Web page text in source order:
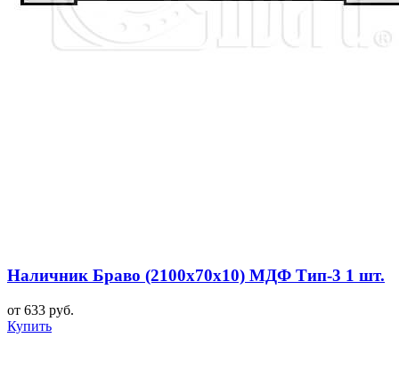
Наличник Браво (2100x70x10) МДФ Тип-3 1 шт.
от 633 руб.
Купить